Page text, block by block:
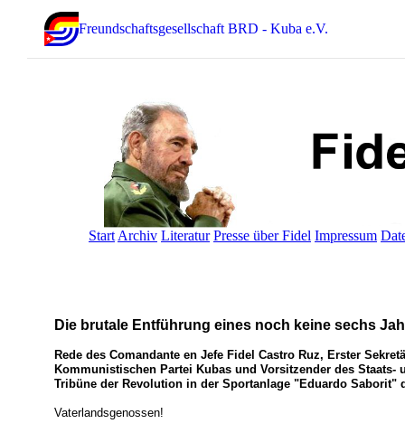
Freundschaftsgesellschaft BRD - Kuba e.V.
Start Archiv Literatur Presse über Fidel Impressum
Die brutale Entführung eines noch keine sechs
Rede des Comandante en Jefe Fidel Castro Ruz, Erster
Kommunistischen Partei Kubas und Vorsitzender des Staats-
Tribüne der Revolution in der Sportanlage "Eduardo Saborit"
Vaterlandsgenossen!